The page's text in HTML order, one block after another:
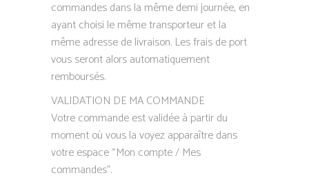
commandes dans la même demi journée, en
ayant choisi le même transporteur et la
même adresse de livraison. Les frais de port
vous seront alors automatiquement
remboursés.
​VALIDATION DE MA COMMANDE
Votre commande est validée à partir du
moment où vous la voyez apparaître dans
votre espace “Mon compte / Mes
commandes”.